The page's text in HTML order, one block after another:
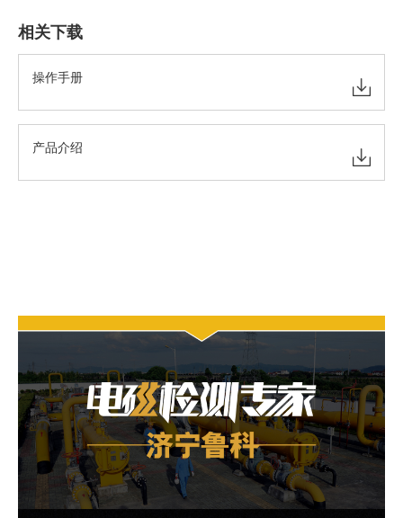
相关下载
操作手册
产品介绍